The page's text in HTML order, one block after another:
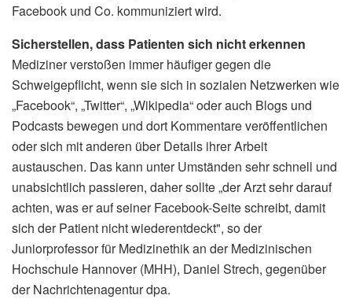
Facebook und Co. kommuniziert wird.
Sicherstellen, dass Patienten sich nicht erkennen
Mediziner verstoßen immer häufiger gegen die
Schweigepflicht, wenn sie sich in sozialen Netzwerken wie
„Facebook“, „Twitter“, „Wikipedia“ oder auch Blogs und
Podcasts bewegen und dort Kommentare veröffentlichen
oder sich mit anderen über Details ihrer Arbeit
austauschen. Das kann unter Umständen sehr schnell und
unabsichtlich passieren, daher sollte „der Arzt sehr darauf
achten, was er auf seiner Facebook-Seite schreibt, damit
sich der Patient nicht wiederentdeckt", so der
Juniorprofessor für Medizinethik an der Medizinischen
Hochschule Hannover (MHH), Daniel Strech, gegenüber
der Nachrichtenagentur dpa.